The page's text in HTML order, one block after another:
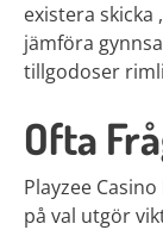
existera
jämföra
tillgodoser
Ofta
Playzee
på val utgör